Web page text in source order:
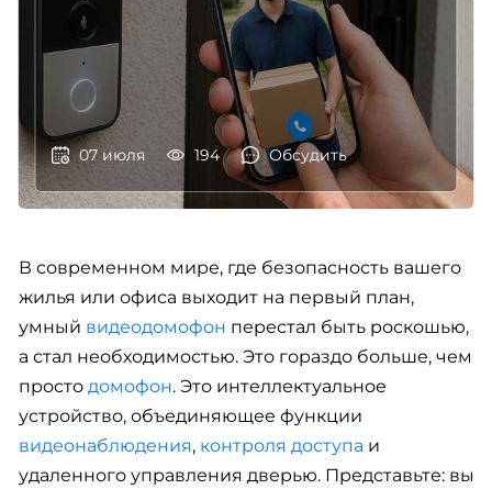
07 июля 194 Обсудить
В современном мире, где безопасность вашего
жилья или офиса выходит на первый план,
умный видеодомофон перестал быть роскошью,
а стал необходимостью. Это гораздо больше, чем
просто домофон. Это интеллектуальное
устройство, объединяющее функции
видеонаблюдения, контроля доступа и
удаленного управления дверью. Представьте: вы